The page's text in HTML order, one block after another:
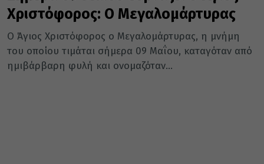
Χριστόφορος: Ο Μεγαλομάρτυρας
Ο Άγιος Χριστόφορος ο Μεγαλομάρτυρας, η μνήμη
του οποίου τιμάται σήμερα 09 Μαΐου, καταγόταν από
ημιβάρβαρη φυλή και ονομαζόταν...